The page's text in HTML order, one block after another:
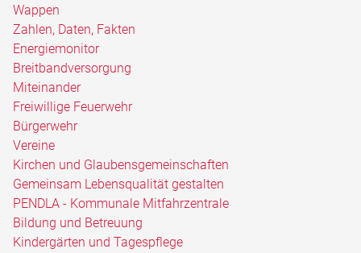
Wappen
Zahlen, Daten, Fakten
Energiemonitor
Breitbandversorgung
Miteinander
Freiwillige Feuerwehr
Bürgerwehr
Vereine
Kirchen und Glaubensgemeinschaften
Gemeinsam Lebensqualität gestalten
PENDLA - Kommunale Mitfahrzentrale
Bildung und Betreuung
Kindergärten und Tagespflege